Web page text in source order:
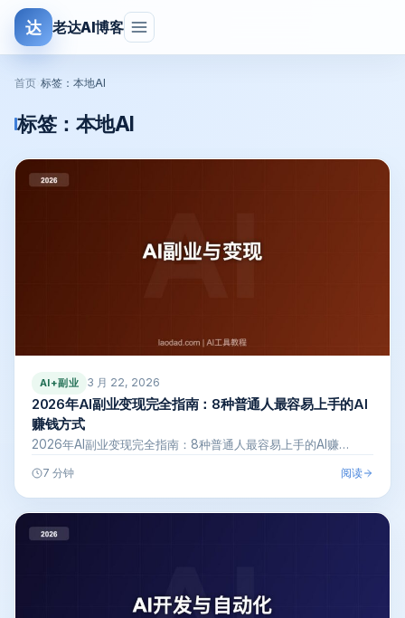
达 老达AI博客
首页 标签：本地AI
标签： 本地AI
AI+副业 3 月 22, 2026
2026年AI副业变现完全指南：8种普通人最容易上手的AI
赚钱方式
2026年AI副业变现完全指南：8种普通人最容易上手的AI赚…
7 分钟 阅读